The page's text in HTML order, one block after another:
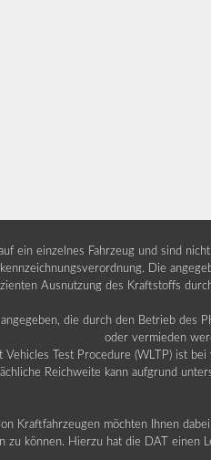
ein einzelnes Fahrzeug und sind
Die
Ausnutzung des Kraftstoffs
die durch den Betrieb des
oder vermieden
Vehicles Test Procedure (WLTP) ist
Reichweite kann aufgrund
Kraftfahrzeugen möchten Ihnen
zu können. Hierzu hat die DAT einen